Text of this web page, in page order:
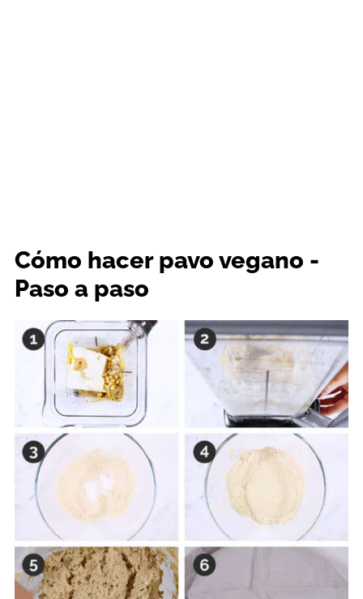
Cómo hacer pavo vegano -
Paso a paso